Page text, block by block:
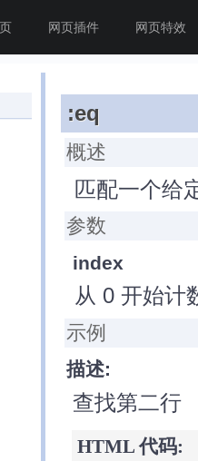
网页插件 网页特效
:eq
概述
匹配一个给
参数
index
从 0 开始计
示例
描述:
查找第二行
HTML 代码: